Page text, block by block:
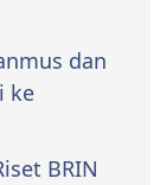
dan
ke
BRIN